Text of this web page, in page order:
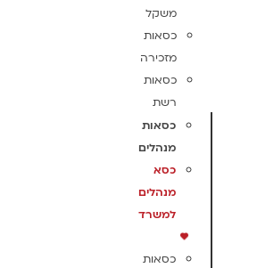
משקל
כסאות
מזכירה
כסאות
רשת
כסאות
מנהלים
כסא
מנהלים
למשרד
כסאות